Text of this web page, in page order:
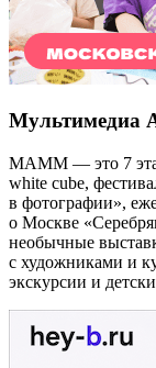
Мультимедиа
МАММ — это 7
white cube,
в фотографии»,
о Москве
необычные
с художниками и
экскурсии и